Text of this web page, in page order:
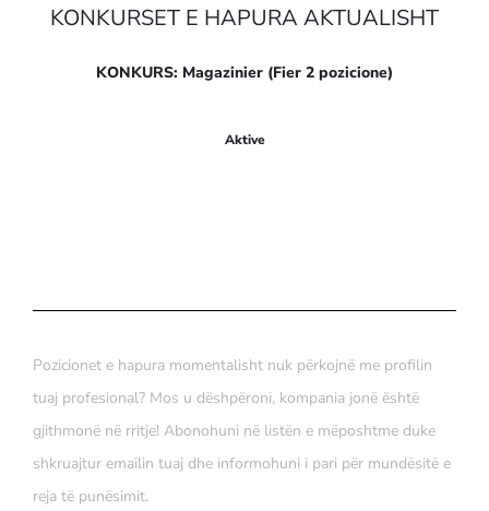
KONKURSET E HAPURA AKTUALISHT
KONKURS: Magazinier (Fier 2 pozicione)
Aktive
Pozicionet e hapura momentalisht nuk përkojnë me profilin
tuaj profesional? Mos u dëshpëroni, kompania jonë është
gjithmonë në rritje! Abonohuni në listën e mëposhtme duke
shkruajtur emailin tuaj dhe informohuni i pari për mundësitë e
reja të punësimit.